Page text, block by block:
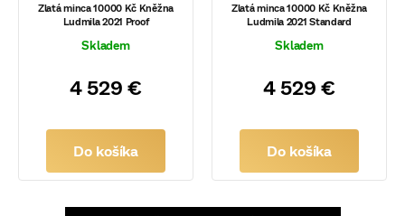
Zlatá minca 10000 Kč Kněžna
Ludmila 2021 Proof
Skladem
4 529 €
Do košíka
Zlatá minca 10000 Kč Kněžna
Ludmila 2021 Standard
Skladem
4 529 €
Do košíka